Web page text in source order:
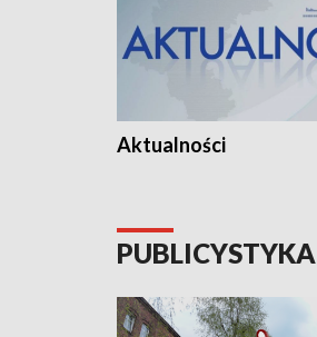
Aktualności
PUBLICYSTYKA